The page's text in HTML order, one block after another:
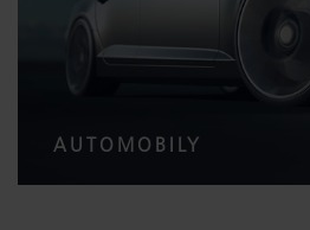
AUTOMOBILY